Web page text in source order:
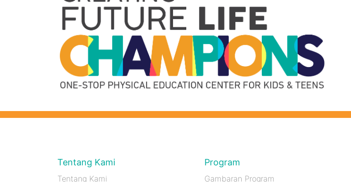
Tentang Kami
Tentang Kami
Program
Gambaran Program